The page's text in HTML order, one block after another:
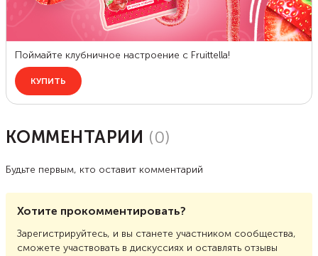
КОММЕНТАРИИ (0)
Будьте первым, кто оставит комментарий
Хотите прокомментировать?
Зарегистрируйтесь, и вы станете участником сообщества,
сможете участвовать в дискуссиях и оставлять отзывы